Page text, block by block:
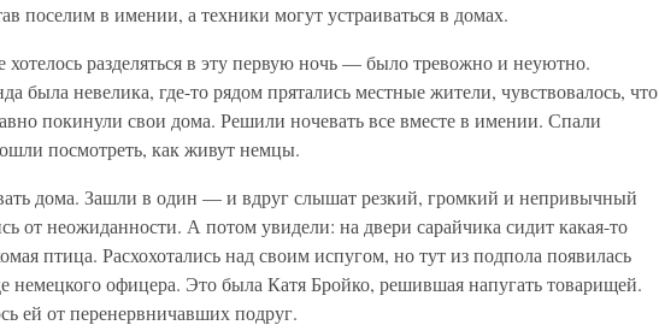
поселим в имении, а техники могут устраиваться в домах.
разделяться в эту первую ночь — было тревожно и неуютно.
была невелика, где-то рядом прятались местные жители, чувствовалось, что
покинули свои дома. Решили ночевать все вместе в имении. Спали
посмотреть, как живут немцы.
дома. Зашли в один — и вдруг слышат резкий, громкий и непривычный
от неожиданности. А потом увидели: на двери сарайчика сидит какая-то
птица. Расхохотались над своим испугом, но тут из подпола появилась
немецкого офицера. Это была Катя Бройко, решившая напугать товарищей.
ей от перенервничавших подруг.